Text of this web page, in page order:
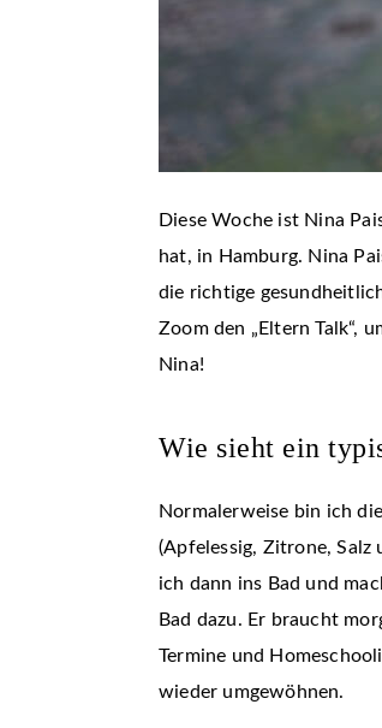
Diese Woche ist Nina
hat, in Hamburg. Nina
die richtige
Zoom den „Eltern Talk“,
Nina!
Wie sieht ein
Normalerweise bin ich
(Apfelessig, Zitrone, Salz
ich dann ins Bad und
Bad dazu. Er braucht
Termine und
wieder umgewöhnen.